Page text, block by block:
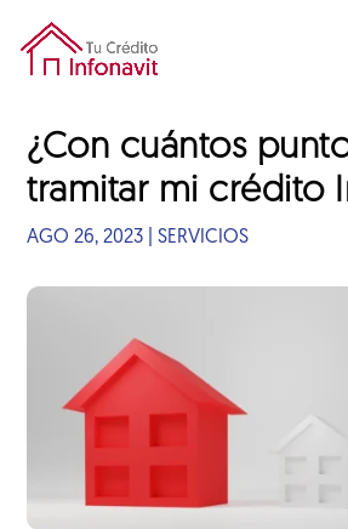
¿Con cuántos
tramitar mi crédito
AGO 26, 2023 |SERVICIOS